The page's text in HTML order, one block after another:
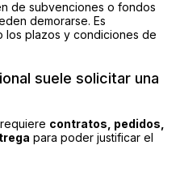
de subvenciones o fondos
demorarse. Es
los plazos y condiciones de
suele solicitar una
contratos, pedidos,
para poder justificar el